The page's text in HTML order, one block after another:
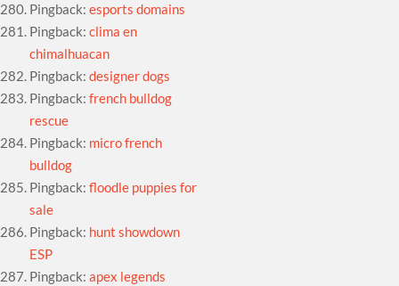
Pingback:esports domains
Pingback:clima en
chimalhuacan
Pingback:designer dogs
Pingback:french bulldog
rescue
Pingback: micro french
bulldog
Pingback:floodle puppies for
sale
Pingback: hunt showdown
ESP
Pingback:apex legends